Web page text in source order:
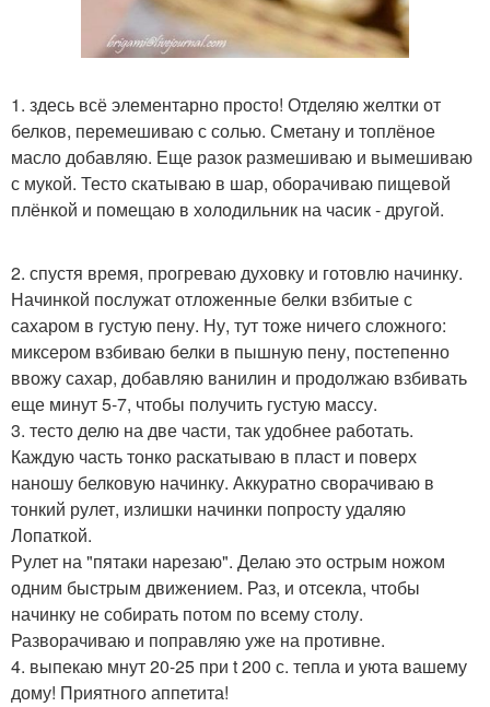
1. здесь всё элементарно просто! Отделяю желтки от
белков, перемешиваю с солью. Сметану и топлёное
масло добавляю. Еще разок размешиваю и вымешиваю
с мукой. Тесто скатываю в шар, оборачиваю пищевой
плёнкой и помещаю в холодильник на часик - другой.
2. спустя время, прогреваю духовку и готовлю начинку.
Начинкой послужат отложенные белки взбитые с
сахаром в густую пену. Ну, тут тоже ничего сложного:
миксером взбиваю белки в пышную пену, постепенно
ввожу сахар, добавляю ванилин и продолжаю взбивать
еще минут 5-7, чтобы получить густую массу.
3. тесто делю на две части, так удобнее работать.
Каждую часть тонко раскатываю в пласт и поверх
наношу белковую начинку. Аккуратно сворачиваю в
тонкий рулет, излишки начинки попросту удаляю
Лопаткой.
Рулет на "пятаки нарезаю". Делаю это острым ножом
одним быстрым движением. Раз, и отсекла, чтобы
начинку не собирать потом по всему столу.
Разворачиваю и поправляю уже на противне.
4. выпекаю мнут 20-25 при t 200 с. тепла и уюта вашему
дому! Приятного аппетита!